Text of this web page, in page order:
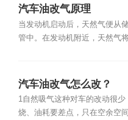
汽车油改气原理
当发动机启动后，天然气便从
管中。在发动机附近，天然气将
汽车油改气怎么改？
1自然吸气这种对车的改动很少
烧、油耗要差点，只在空余空